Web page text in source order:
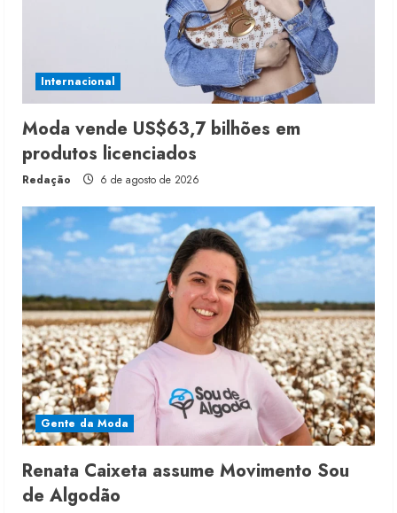
Internacional
Moda vende US$63,7 bilhões em
produtos licenciados
Redação 6 de agosto de 2026
Gente da Moda
Renata Caixeta assume Movimento Sou
de Algodão